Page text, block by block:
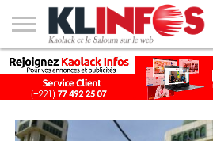
#2
(PAS
DE
TITRE)
KAOLACK
POLITIQUE
ECONOMIE
SOCIÉTÉ
CULTURE
PEOPLE
SPORT
SANTÉ
AFRIQUE
INTERNATIONAL
EMPLOI &
FORMATION